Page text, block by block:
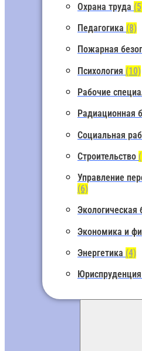
Охрана труда
Педагогика (8)
Пожарная
Психология (10)
Рабочие
Радиационная
Социальная
Строительство
Управление
(6)
Экологическая
Экономика и
Энергетика (4)
Юриспруденция